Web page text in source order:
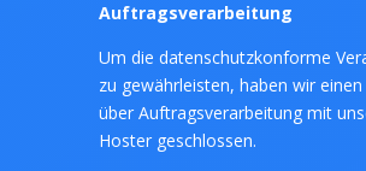
Auftragsverarbeitung
Um die datenschutzkonforme
zu gewährleisten, haben wir
über Auftragsverarbeitung mit
Hoster geschlossen.